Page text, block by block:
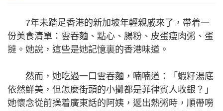
7年未踏足香港的新加坡年輕親戚來了，帶着一
份美食清單：雲吞麵、點心、腸粉、皮蛋瘦肉粥、蛋
撻。她說，這些是她記憶裏的香港味道。
然而，她吃過一口雲吞麵，喃喃道：「蝦籽湯底
依然鮮美，但怎麼街頭的小攤都是菲律賓人收銀？」
她懷念從前操着廣東話的阿姨，遞出熱粥時，順帶嘮